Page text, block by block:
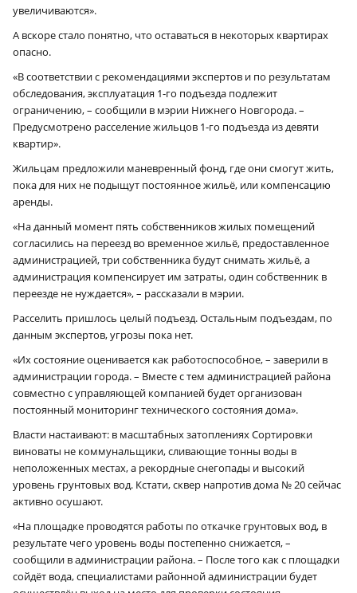
увеличиваются».
А вскоре стало понятно, что оставаться в некоторых квартирах
опасно.
«В соответствии с рекомендациями экспертов и по результатам
обследования, эксплуатация 1‑го подъезда подлежит
ограничению, – сообщили в мэрии Нижнего Новгорода. –
Предусмотрено расселение жильцов 1‑го подъезда из девяти
квартир».
Жильцам предложили маневренный фонд, где они смогут жить,
пока для них не подыщут постоянное жильё, или компенсацию
аренды.
«На данный момент пять собственников жилых помещений
согласились на переезд во временное жильё, предоставленное
администрацией, три собственника будут снимать жильё, а
администрация компенсирует им затраты, один собственник в
переезде не нуждается», – рассказали в мэрии.
Расселить пришлось целый подъезд. Остальным подъездам, по
данным экспертов, угрозы пока нет.
«Их состояние оценивается как работоспособное, – заверили в
администрации города. – Вместе с тем администрацией района
совместно с управляющей компанией будет организован
постоянный мониторинг технического состояния дома».
Власти настаивают: в масштабных затоплениях Сортировки
виноваты не коммунальщики, сливающие тонны воды в
неположенных местах, а рекордные снегопады и высокий
уровень грунтовых вод. Кстати, сквер напротив дома № 20 сейчас
активно осушают.
«На площадке проводятся работы по откачке грунтовых вод, в
результате чего уровень воды постепенно снижается, –
сообщили в администрации района. – После того как с площадки
сойдёт вода, специалистами районной администрации будет